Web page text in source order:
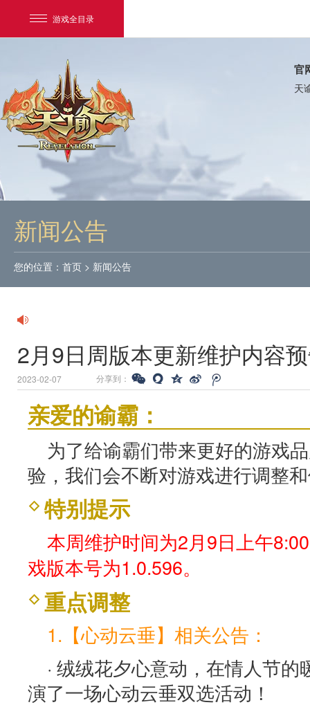
游戏全目录
网易游戏
我的足迹：
官
天
新闻公告
您的位置： 首页 > 新闻公告
2月9日周版本更新维护内容
2023-02-07 分享到：
亲爱的谕霸：
为了给谕霸们带来更好的游戏
验，我们会不断对游戏进行调整
特别提示
本周维护时间为2月9日上午
戏版本号为1.0.596。
重点调整
1.【心动云垂】相关公告：
· 绒绒花夕心意动，在情人节
演了一场心动云垂双选活动！